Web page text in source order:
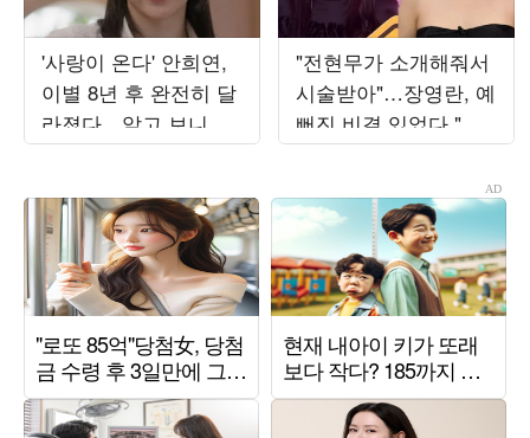
'사랑이 온다' 안희연,
이별 8년 후 완전히 달
라졌다…알고 보니 아
들 키우는 워킹맘
"전현무가 소개해줘서
시술받아"…장영란, 예
뻐진 비결 있었다 "앞
니 작아져" ('A급')